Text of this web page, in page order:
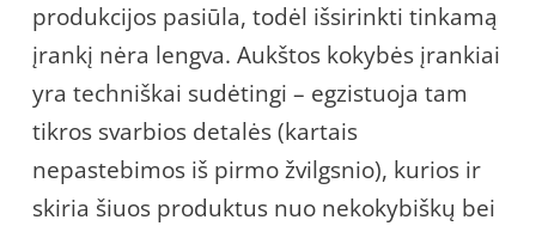
produkcijos pasiūla, todėl išsirinkti tinkamą
įrankį nėra lengva. Aukštos kokybės įrankiai
yra techniškai sudėtingi – egzistuoja tam
tikros svarbios detalės (kartais
nepastebimos iš pirmo žvilgsnio), kurios ir
skiria šiuos produktus nuo nekokybiškų bei